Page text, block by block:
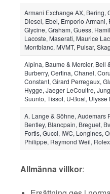
Armani Exchange AX, Bering,
Diesel, Ebel, Emporio Armani,
Glycine, Graham, Guess,
Lacoste, Maserati, Maurice
Montblanc, MVMT, Pulsar,
Alpina, Baume & Mercier, Bell
Burberry, Certina, Chanel,
Constant, Girard Perregaux,
Hygge, Jaeger LeCoultre,
Suunto, Tissot, U-Boat, Ulysse
A. Lange & Söhne, Audemars
Bentley, Blancpain, Breguet,
Fortis, Gucci, IWC, Longines,
Philippe, Raymond Weil,
Allmänna villkor: